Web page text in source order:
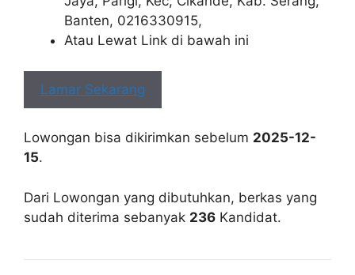
Banten, 0216330915,
Atau Lewat Link di bawah ini
Lamar Sekarang
Lowongan bisa dikirimkan sebelum 2025-12-
15.
Dari Lowongan yang dibutuhkan, berkas yang
sudah diterima sebanyak 236 Kandidat.